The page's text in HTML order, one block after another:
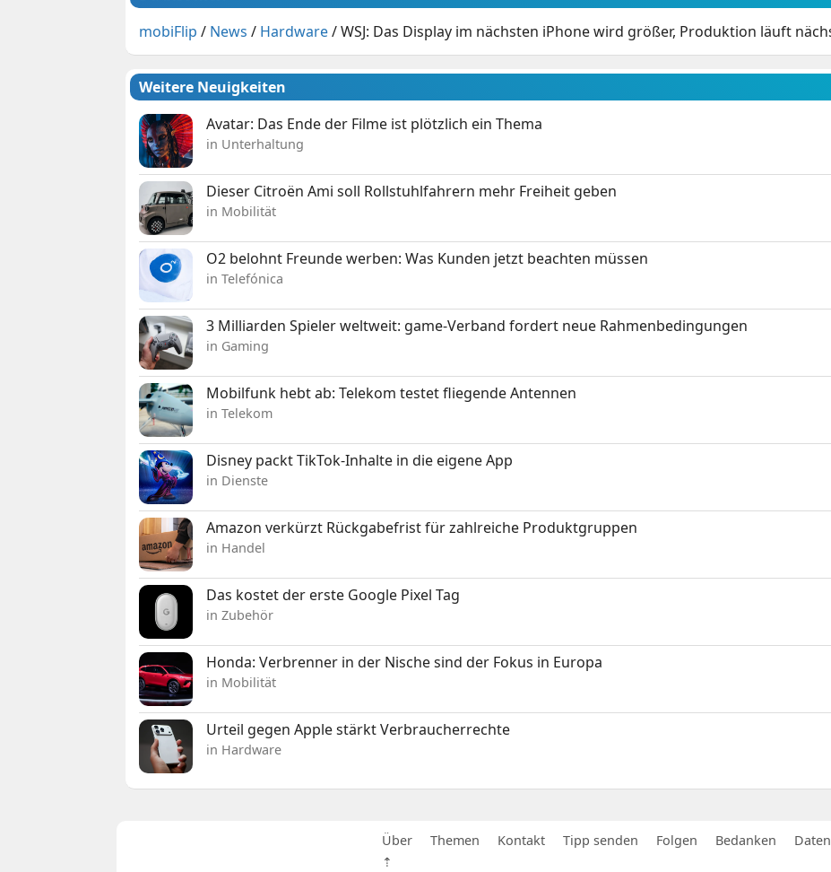
mobiFlip / News / Hardware/WSJ: Das Display im nächsten iPhone wird größer, Produktion läuft
Weitere Neuigkeiten
Avatar: Das Ende der Filme ist plötzlich ein Thema
in Unterhaltung
Dieser Citroën Ami soll Rollstuhlfahrern mehr Freiheit geben
in Mobilität
O2 belohnt Freunde werben: Was Kunden jetzt beachten müssen
in Telefónica
3 Milliarden Spieler weltweit: game-Verband fordert neue Rahmenbedingungen
in Gaming
Mobilfunk hebt ab: Telekom testet fliegende Antennen
in Telekom
Disney packt TikTok-Inhalte in die eigene App
in Dienste
Amazon verkürzt Rückgabefrist für zahlreiche Produktgruppen
in Handel
Das kostet der erste Google Pixel Tag
in Zubehör
Honda: Verbrenner in der Nische sind der Fokus in Europa
in Mobilität
Urteil gegen Apple stärkt Verbraucherrechte
in Hardware
Über Themen Kontakt Tipp senden Folgen Bedanken
⇡